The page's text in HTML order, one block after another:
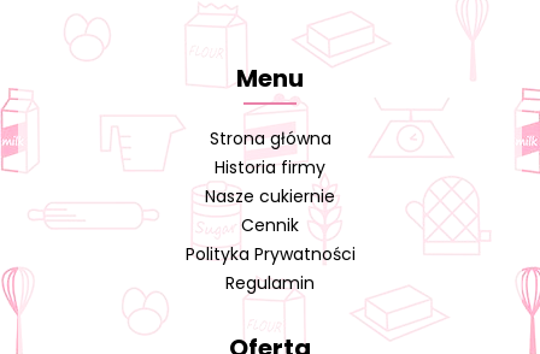
Menu
Strona główna
Historia firmy
Nasze cukiernie
Cennik
Polityka Prywatności
Regulamin